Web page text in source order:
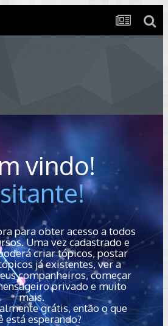
vindo!
para obter acesso a todos
Uma vez cadastrado e
criar tópicos, postar
já existentes, ver a
companheiros, começar
privado e muito
mais.
grátis, então o que
está esperando?